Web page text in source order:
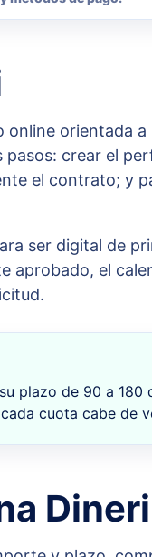
online orientada
pasos: crear el
el contrato; y
ser digital de
aprobado, el
plazo de 90 a
cuota cabe de